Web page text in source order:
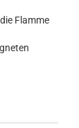
Flamme